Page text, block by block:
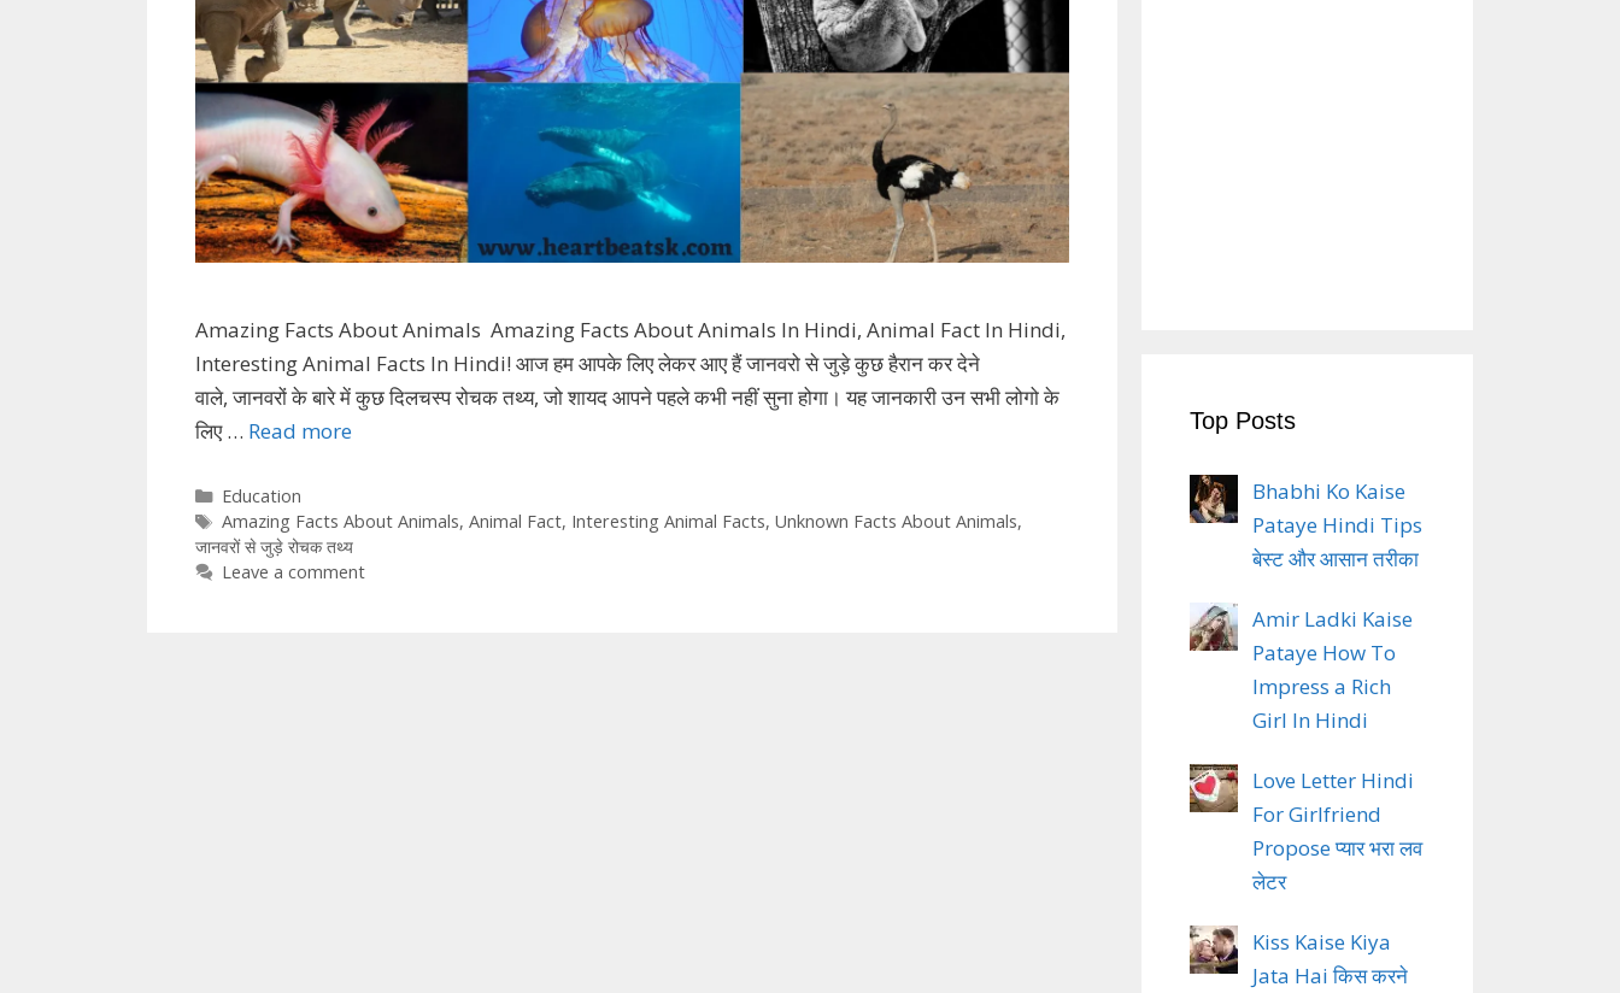
Amazing Facts About Animals Amazing Facts About Animals In Hindi, Animal Fact In Hindi,
Interesting Animal Facts In Hindi! आज हम आपके लिए लेकर आए हैं जानवरो से जुड़े कुछ हैरान कर देने
वाले, जानवरों के बारे में कुछ दिलचस्प रोचक तथ्य, जो शायद आपने पहले कभी नहीं सुना होगा। यह जानकारी उन सभी लोगो के
लिए … Read more
Categories
Education
Tags
Amazing Facts About Animals, Animal Fact, Interesting Animal Facts, Unknown Facts About Animals,
जानवरों से जुड़े रोचक तथ्य
Leave a comment
Top Posts
Bhabhi Ko Kaise
Pataye Hindi Tips
बेस्ट और आसान तरीका
Amir Ladki Kaise
Pataye How To
Impress a Rich
Girl In Hindi
Love Letter Hindi
For Girlfriend
Propose प्यार भरा लव
लेटर
Kiss Kaise Kiya
Jata Hai किस करने